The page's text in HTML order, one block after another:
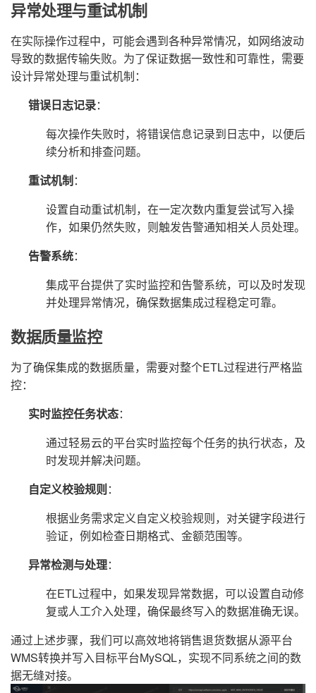
异常处理与重试机制
在实际操作过程中，可能会遇到各种异常情况，如网络波动
导致的数据传输失败。为了保证数据一致性和可靠性，需要
设计异常处理与重试机制：
错误日志记录：
每次操作失败时，将错误信息记录到日志中，以便后
续分析和排查问题。
重试机制：
设置自动重试机制，在一定次数内重复尝试写入操
作，如果仍然失败，则触发告警通知相关人员处理。
告警系统：
集成平台提供了实时监控和告警系统，可以及时发现
并处理异常情况，确保数据集成过程稳定可靠。
数据质量监控
为了确保集成的数据质量，需要对整个ETL过程进行严格监
控：
实时监控任务状态：
通过轻易云的平台实时监控每个任务的执行状态，及
时发现并解决问题。
自定义校验规则：
根据业务需求定义自定义校验规则，对关键字段进行
验证，例如检查日期格式、金额范围等。
异常检测与处理：
在ETL过程中，如果发现异常数据，可以设置自动修
复或人工介入处理，确保最终写入的数据准确无误。
通过上述步骤，我们可以高效地将销售退货数据从源平台
WMS转换并写入目标平台MySQL，实现不同系统之间的数
据无缝对接。